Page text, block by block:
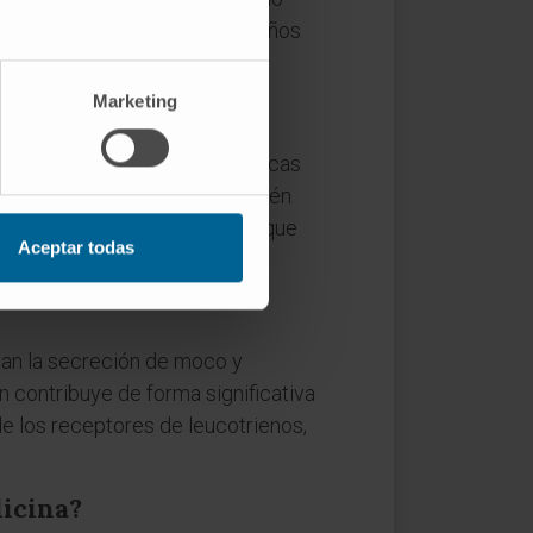
Marketing
Aceptar todas
y su grupo a finales de los años
generan por vías enzimáticas
estructuras químicas también
funciones biológicas, aunque
la secreción de moco y
contribuye de forma significativa
los receptores de leucotrienos,